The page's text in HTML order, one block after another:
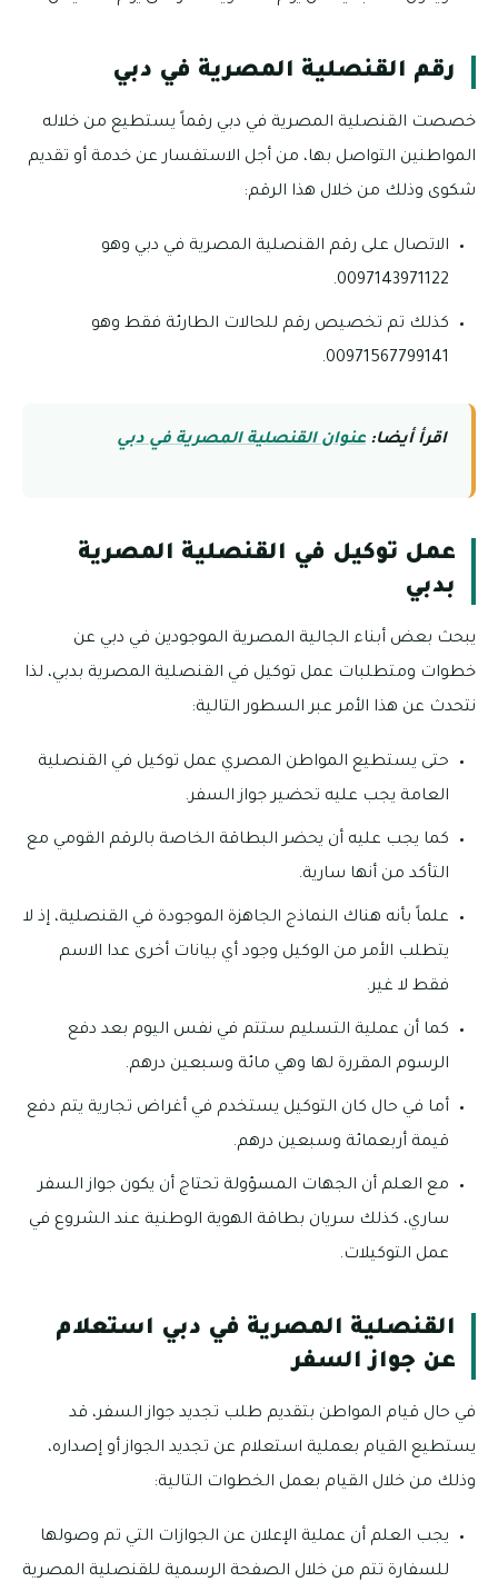
رقم القنصلية المصرية في دبي
خصصت القنصلية المصرية في دبي رقماً يستطيع من خلاله
المواطنين التواصل بها، من أجل الاستفسار عن خدمة أو تقديم
شكوى وذلك من خلال هذا الرقم:
الاتصال على رقم القنصلية المصرية في دبي وهو
0097143971122.
كذلك تم تخصيص رقم للحالات الطارئة فقط وهو
00971567799141.
اقرأ أيضا: عنوان القنصلية المصرية في دبي
عمل توكيل في القنصلية المصرية
بدبي
يبحث بعض أبناء الجالية المصرية الموجودين في دبي عن
خطوات ومتطلبات عمل توكيل في القنصلية المصرية بدبي، لذا
نتحدث عن هذا الأمر عبر السطور التالية:
حتى يستطيع المواطن المصري عمل توكيل في القنصلية
العامة يجب عليه تحضير جواز السفر.
كما يجب عليه أن يحضر البطاقة الخاصة بالرقم القومي مع
التأكد من أنها سارية.
علماً بأنه هناك النماذج الجاهزة الموجودة في القنصلية، إذ لا
يتطلب الأمر من الوكيل وجود أي بيانات أخرى عدا الاسم
فقط لا غير.
كما أن عملية التسليم ستتم في نفس اليوم بعد دفع
الرسوم المقررة لها وهي مائة وسبعين درهم.
أما في حال كان التوكيل يستخدم في أغراض تجارية يتم دفع
قيمة أربعمائة وسبعين درهم.
مع العلم أن الجهات المسؤولة تحتاج أن يكون جواز السفر
ساري، كذلك سريان بطاقة الهوية الوطنية عند الشروع في
عمل التوكيلات.
القنصلية المصرية في دبي استعلام
عن جواز السفر
في حال قيام المواطن بتقديم طلب تجديد جواز السفر، قد
يستطيع القيام بعملية استعلام عن تجديد الجواز أو إصداره،
وذلك من خلال القيام بعمل الخطوات التالية:
يجب العلم أن عملية الإعلان عن الجوازات التي تم وصولها
للسفارة تتم من خلال الصفحة الرسمية للقنصلية المصرية